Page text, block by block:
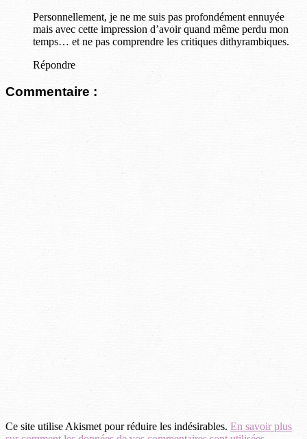
Personnellement, je ne me suis pas profondément ennuyée
mais avec cette impression d’avoir quand même perdu mon
temps… et ne pas comprendre les critiques dithyrambiques.
Répondre
Commentaire :
Ce site utilise Akismet pour réduire les indésirables. En savoir plus